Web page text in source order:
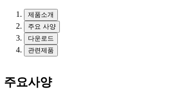
제품소개
주요 사양
다운로드
관련제품
주요사양